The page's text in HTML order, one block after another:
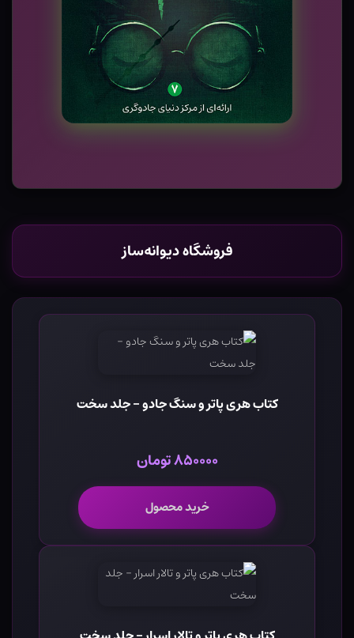
فروشگاه دیوانه‌ساز
کتاب هری پاتر و سنگ جادو - جلد سخت
۸۵۰۰۰۰ تومان
خرید محصول